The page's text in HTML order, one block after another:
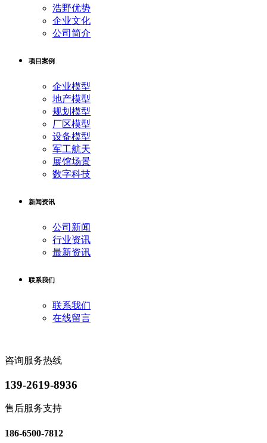
浩野优势
企业文化
公司简介
项目案例
企业模型
地产模型
规划模型
厂区模型
设备模型
军工航天
展馆场景
数字科技
新闻资讯
公司新闻
行业资讯
最新资讯
联系我们
联系我们
在线留言
咨询服务热线
139-2619-8936
售后服务支持
186-6500-7812